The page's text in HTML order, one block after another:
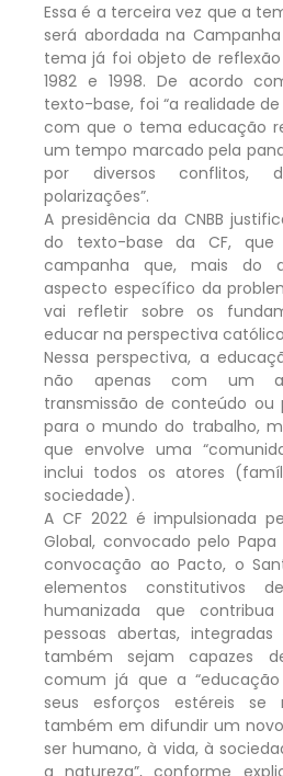
Essa é a terceira vez que a
será abordada na
tema já foi objeto de
1982 e 1998. De acordo
texto-base, foi “a realidade
com que o tema educação
um tempo marcado pela
por diversos conflitos,
polarizações”.
A presidência da CNBB
do texto-base da CF,
campanha que, mais do
aspecto específico da
vai refletir sobre os
educar na perspectiva
Nessa perspectiva, a
não apenas com um
transmissão de conteúdo ou
para o mundo do trabalho,
que envolve uma
inclui todos os atores
sociedade).
A CF 2022 é impulsionada
Global, convocado pelo
convocação ao Pacto, o
elementos constitutivos
humanizada que
pessoas abertas,
também sejam capazes
comum já que a
seus esforços estéreis se
também em difundir um
ser humano, à vida, à